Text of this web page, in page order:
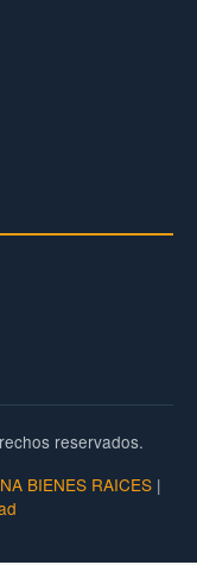
reservados.
BIENES RAICES |